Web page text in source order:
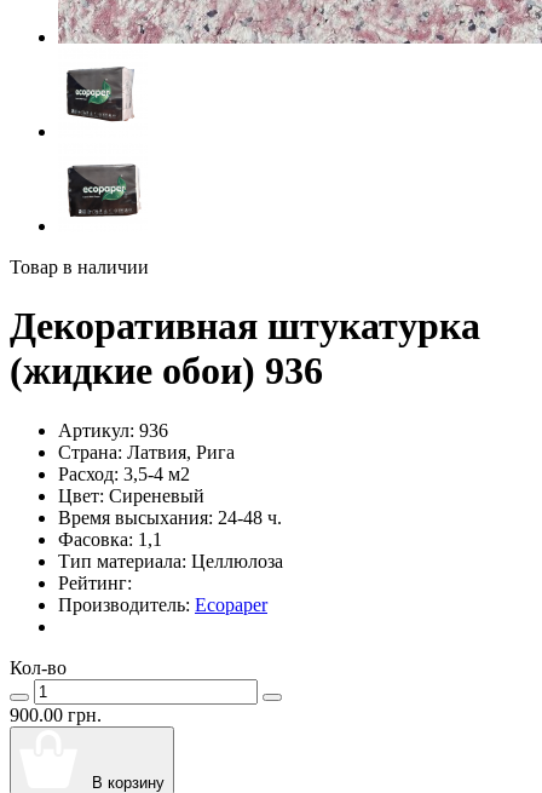
Товар в наличии
Декоративная штукатурка
(жидкие обои) 936
Артикул: 936
Страна: Латвия, Рига
Расход: 3,5-4 м2
Цвет: Сиреневый
Время высыхания: 24-48 ч.
Фасовка: 1,1
Тип материала: Целлюлоза
Рейтинг:
Производитель: Ecopaper
Кол-во
900.00 грн.
В корзину